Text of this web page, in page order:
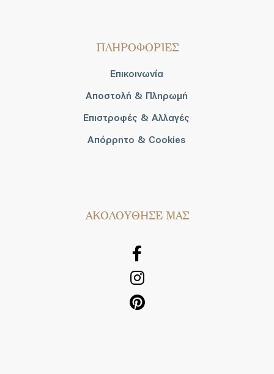
ΠΛΗΡΟΦΟΡΙΕΣ
Επικοινωνία
Αποστολή & Πληρωμή
Επιστροφές & Αλλαγές
Απόρρητο & Cookies
AΚΟΛΟΥΘΗΣΕ ΜΑΣ